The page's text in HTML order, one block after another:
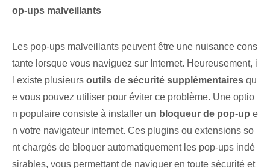
op-ups malveillants
Les pop-ups malveillants peuvent être une nuisance cons
tante lorsque vous naviguez sur Internet. Heureusement, i
l existe plusieurs outils de sécurité supplémentaires qu
e vous pouvez utiliser pour éviter ce problème. Une optio
n populaire consiste à installer un bloqueur de pop-up e
n votre navigateur internet. Ces plugins ou extensions so
nt chargés de bloquer automatiquement les pop-ups indé
sirables, vous permettant de naviguer en toute sécurité et